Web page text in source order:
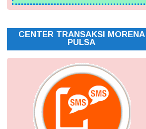
CENTER TRANSAKSI MORENA
PULSA